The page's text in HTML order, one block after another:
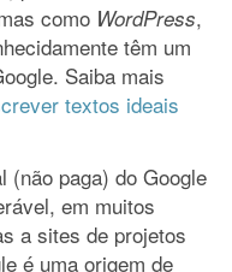
como WordPress,
têm um
Saiba mais
textos ideais
(não paga) do Google
em muitos
a sites de projetos
é uma origem de